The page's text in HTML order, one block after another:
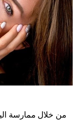
من خلال ممارسة